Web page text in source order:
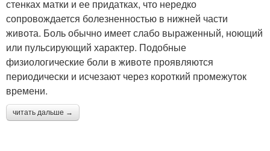
стенках матки и ее придатках, что нередко
сопровождается болезненностью в нижней части
живота. Боль обычно имеет слабо выраженный, ноющий
или пульсирующий характер. Подобные
физиологические боли в животе проявляются
периодически и исчезают через короткий промежуток
времени.
читать дальше →